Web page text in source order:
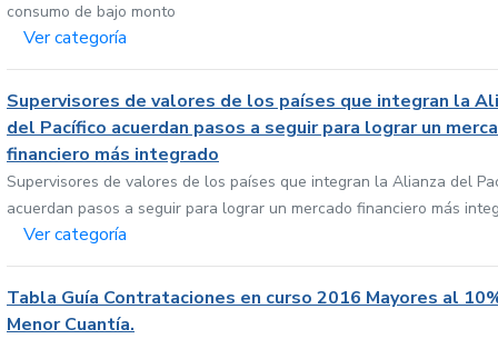
consumo de bajo monto
Ver categoría
Supervisores de valores de los países que integran la
del Pacífico acuerdan pasos a seguir para lograr un
financiero más integrado
Supervisores de valores de los países que integran la Alianza del
acuerdan pasos a seguir para lograr un mercado financiero más
Ver categoría
Tabla Guía Contrataciones en curso 2016 Mayores al
Menor Cuantía.